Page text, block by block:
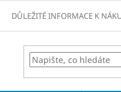
DŮLEŽITÉ INFORMACE K